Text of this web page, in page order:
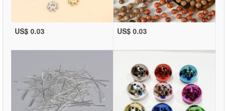
US$ 0.03 US$ 0.03